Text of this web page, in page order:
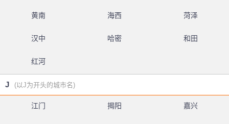
黄南 海西 菏泽
汉中 哈密 和田
红河
J (以J为开头的城市名)
江门 揭阳 嘉兴